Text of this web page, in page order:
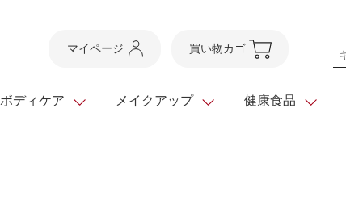
マイページ 買い物カゴ
ボディケア メイクアップ 健康食品